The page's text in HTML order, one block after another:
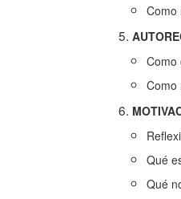
Como
Como
Como
Qué
Qué